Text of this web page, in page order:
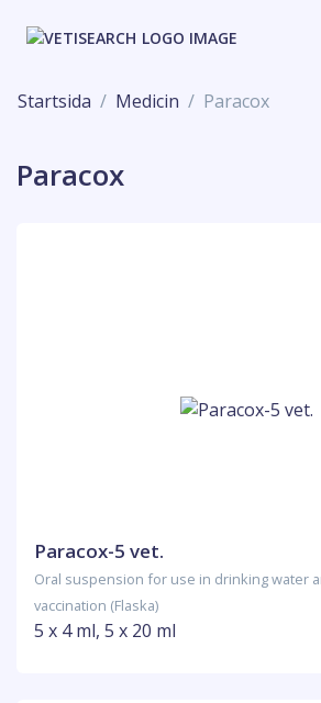
Startsida Medicin Paracox
Paracox
Paracox-5 vet.
Oral suspension for use in drinking water
vaccination (Flaska)
5 x 4 ml, 5 x 20 ml